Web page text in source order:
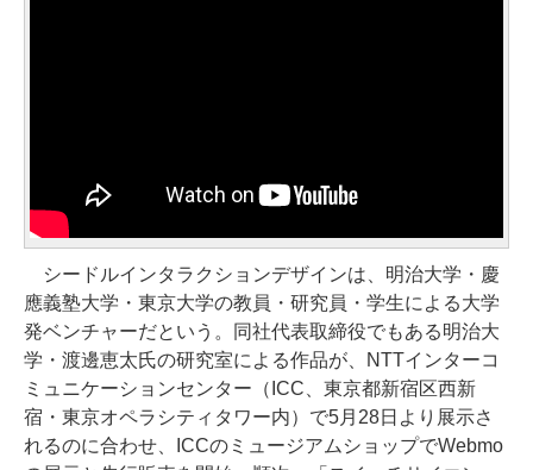
シードルインタラクションデザインは、明治大学・慶
應義塾大学・東京大学の教員・研究員・学生による大学
発ベンチャーだという。同社代表取締役でもある明治大
学・渡邊恵太氏の研究室による作品が、NTTインターコ
ミュニケーションセンター（ICC、東京都新宿区西新
宿・東京オペラシティタワー内）で5月28日より展示さ
れるのに合わせ、ICCのミュージアムショップでWebmo